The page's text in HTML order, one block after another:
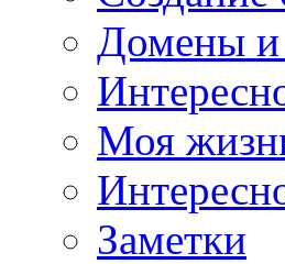
Домены и
Моя
Заметки